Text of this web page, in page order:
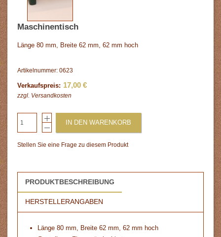
Maschinentisch
Länge 80 mm, Breite 62 mm, 62 mm hoch
Artikelnummer: 0623
Verkaufspreis: 17,00 €
zzgl. Versandkosten
IN DEN WARENKORB
Stellen Sie eine Frage zu diesem Produkt
PRODUKTBESCHREIBUNG
HERSTELLERANGABEN
Länge 80 mm, Breite 62 mm, 62 mm hoch